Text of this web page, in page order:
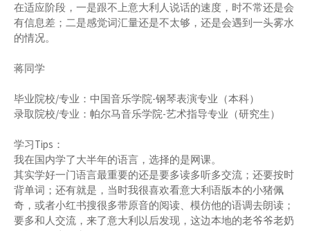
在适应阶段，一是跟不上意大利人说话的速度，时不常还是会
有信息差；二是感觉词汇量还是不太够，还是会遇到一头雾水
的情况。
蒋同学
毕业院校/专业：中国音乐学院-钢琴表演专业（本科）
录取院校/专业：帕尔马音乐学院-艺术指导专业（研究生）
学习Tips：
我在国内学了大半年的语言，选择的是网课。
其实学好一门语言最重要的还是要多读多听多交流；还要按时
背单词；还有就是，当时我很喜欢看意大利语版本的小猪佩
奇，或者小红书搜很多带原音的阅读、模仿他的语调去朗读；
要多和人交流，来了意大利以后发现，这边本地的老爷爷老奶